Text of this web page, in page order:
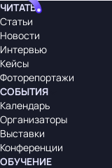
ЧИТАТЬ
Статьи
Новости
Интервью
Кейсы
Фоторепортажи
СОБЫТИЯ
Календарь
Организаторы
Выставки
Конференции
ОБУЧЕНИЕ